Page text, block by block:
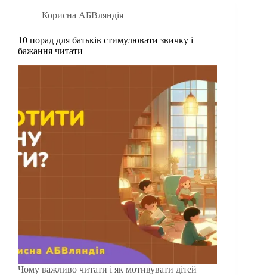
Корисна АБВляндія
10 порад для батьків стимулювати звичку і
бажання читати
Чому важливо читати і як мотивувати дітей